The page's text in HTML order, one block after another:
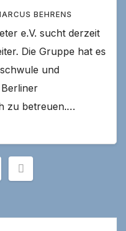
BEHRENS
e.V. sucht derzeit
Die Gruppe hat es
und
zu betreuen.…